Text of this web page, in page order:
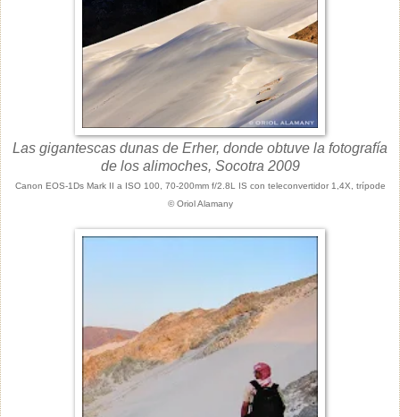
Las gigantescas dunas de Erher, donde obtuve la fotografía
de los alimoches, Socotra 2009
Canon EOS-1Ds Mark II a ISO 100, 70-200mm f/2.8L IS con teleconvertidor 1,4X, trípode
© Oriol Alamany